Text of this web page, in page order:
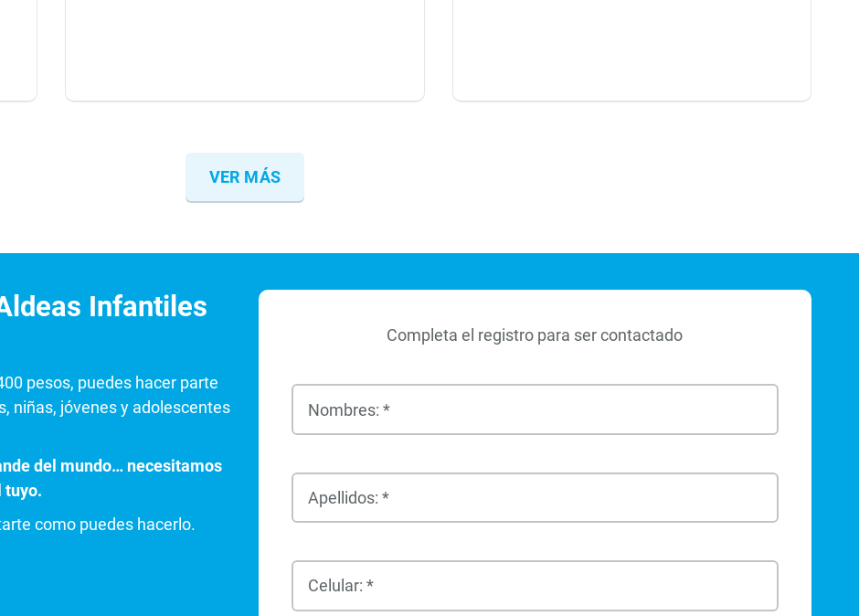
VER MÁS
Infantiles
pesos, puedes hacer parte
niñas, jóvenes y adolescentes
del mundo… necesitamos
tuyo.
como puedes hacerlo.
Completa el registro para ser contactado
Nombres: *
Apellidos: *
Celular: *